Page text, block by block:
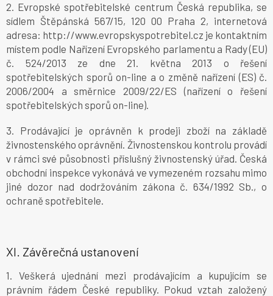
2. Evropské spotřebitelské centrum Česká republika, se
sídlem Štěpánská 567/15, 120 00 Praha 2, internetová
adresa: http://www.evropskyspotrebitel.cz je kontaktním
místem podle Nařízení Evropského parlamentu a Rady (EU)
č. 524/2013 ze dne 21. května 2013 o řešení
spotřebitelských sporů on-line a o změně nařízení (ES) č.
2006/2004 a směrnice 2009/22/ES (nařízení o řešení
spotřebitelských sporů on-line).
3. Prodávající je oprávněn k prodeji zboží na základě
živnostenského oprávnění. Živnostenskou kontrolu provádí
v rámci své působnosti příslušný živnostenský úřad. Česká
obchodní inspekce vykonává ve vymezeném rozsahu mimo
jiné dozor nad dodržováním zákona č. 634/1992 Sb., o
ochraně spotřebitele.
XI. Závěrečná ustanovení
1. Veškerá ujednání mezi prodávajícím a kupujícím se
právním řádem České republiky. Pokud vztah založený